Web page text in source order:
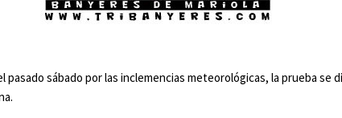
pasado sábado por las inclemencias meteorológicas, la prueba se